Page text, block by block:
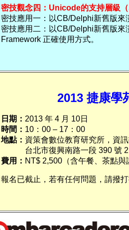
密技觀念四：Unicode的支持層級
密技應用一：以CB/Delphi新舊版
密技應用二：以CB/Delphi新舊版
Framework 正確使用方式。
2013 捷康學
日期： 2013 年 4 月 10日
時間： 10：00 – 17：00
地點： 資策會數位教育研究所，資
台北市復興南路一段 390 號 2
費用： NT$ 2,500（含午餐、茶點與
報名已截止，若有任何問題，請撥